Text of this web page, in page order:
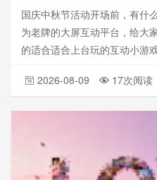
国庆中秋节活动开场前，有什
为老牌的大屏互动平台，给大
的适合适合上台玩的互动小游
2026-08-09 17次阅读